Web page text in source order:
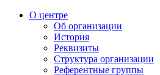
О центре
Об организации
История
Реквизиты
Структура организации
Референтные группы